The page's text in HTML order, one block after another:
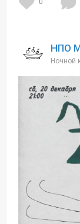
0
НПО
Ночной